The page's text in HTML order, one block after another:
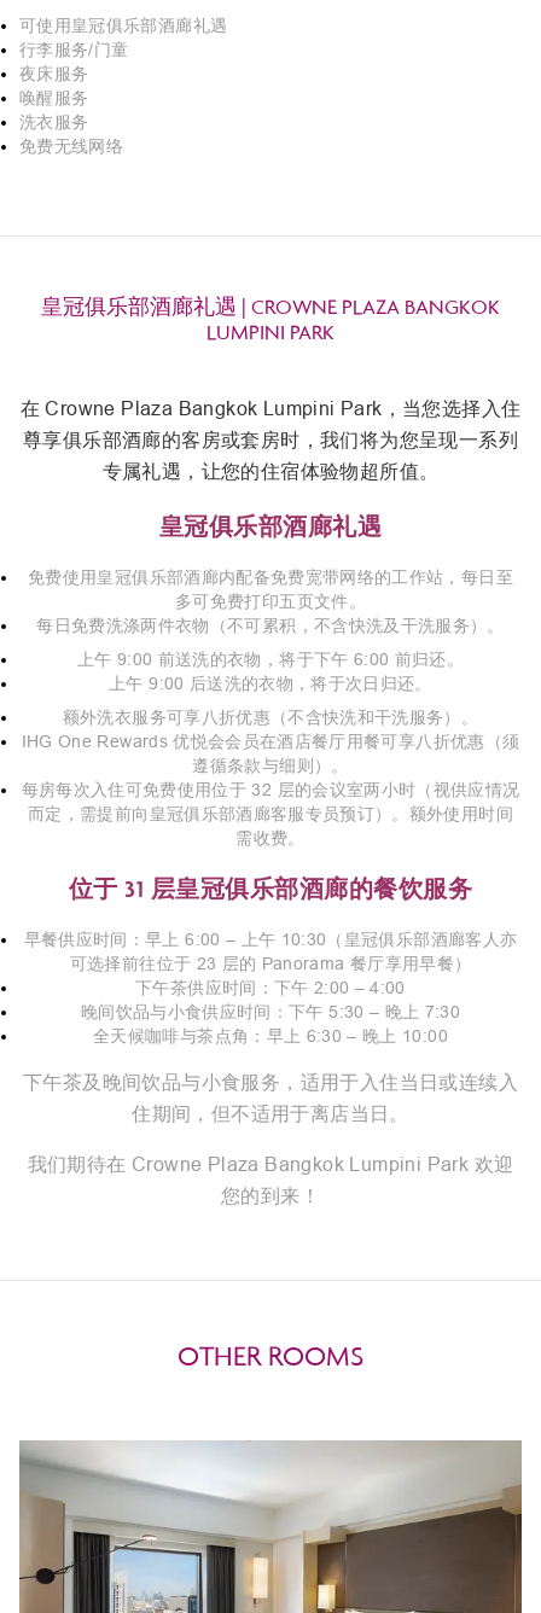
可使用皇冠俱乐部酒廊礼遇
行李服务/门童
夜床服务
唤醒服务
洗衣服务
免费无线网络
皇冠俱乐部酒廊礼遇 | CROWNE PLAZA BANGKOK
LUMPINI PARK
在 Crowne Plaza Bangkok Lumpini Park，当您选择入住
尊享俱乐部酒廊的客房或套房时，我们将为您呈现一系列
专属礼遇，让您的住宿体验物超所值。
皇冠俱乐部酒廊礼遇
免费使用皇冠俱乐部酒廊内配备免费宽带网络的工作站，每日至
多可免费打印五页文件。
每日免费洗涤两件衣物（不可累积，不含快洗及干洗服务）。
上午 9:00 前送洗的衣物，将于下午 6:00 前归还。
上午 9:00 后送洗的衣物，将于次日归还。
额外洗衣服务可享八折优惠（不含快洗和干洗服务）。
IHG One Rewards 优悦会会员在酒店餐厅用餐可享八折优惠（须
遵循条款与细则）。
每房每次入住可免费使用位于 32 层的会议室两小时（视供应情况
而定，需提前向皇冠俱乐部酒廊客服专员预订）。额外使用时间
需收费。
位于 31 层皇冠俱乐部酒廊的餐饮服务
早餐供应时间：早上 6:00 – 上午 10:30（皇冠俱乐部酒廊客人亦
可选择前往位于 23 层的 Panorama 餐厅享用早餐）
下午茶供应时间：下午 2:00 – 4:00
晚间饮品与小食供应时间：下午 5:30 – 晚上 7:30
全天候咖啡与茶点角：早上 6:30 – 晚上 10:00
下午茶及晚间饮品与小食服务，适用于入住当日或连续入
住期间，但不适用于离店当日。
我们期待在 Crowne Plaza Bangkok Lumpini Park 欢迎
您的到来！
OTHER ROOMS